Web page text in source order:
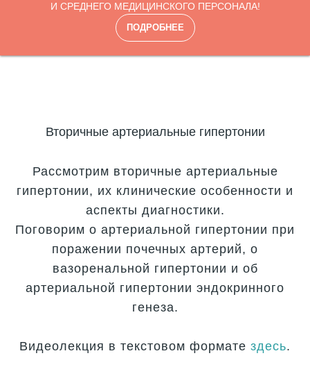
И СРЕДНЕГО МЕДИЦИНСКОГО ПЕРСОНАЛА!
ПОДРОБНЕЕ
Вторичные артериальные гипертонии
Рассмотрим вторичные артериальные
гипертонии, их клинические особенности и
аспекты диагностики.
Поговорим о артериальной гипертонии при
поражении почечных артерий, о
вазоренальной гипертонии и об
артериальной гипертонии эндокринного
генеза.
Видеолекция в текстовом формате здесь.